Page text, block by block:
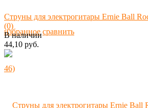
избранное сравнить
Струны для электрогитары Ernie Ball
(0)
В наличии
44,10 руб.